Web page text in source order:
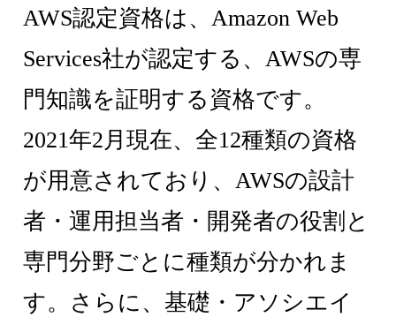
AWS認定資格は、Amazon Web
Services社が認定する、AWSの専
門知識を証明する資格です。
2021年2月現在、全12種類の資格
が用意されており、AWSの設計
者・運用担当者・開発者の役割と
専門分野ごとに種類が分かれま
す。さらに、基礎・アソシエイ